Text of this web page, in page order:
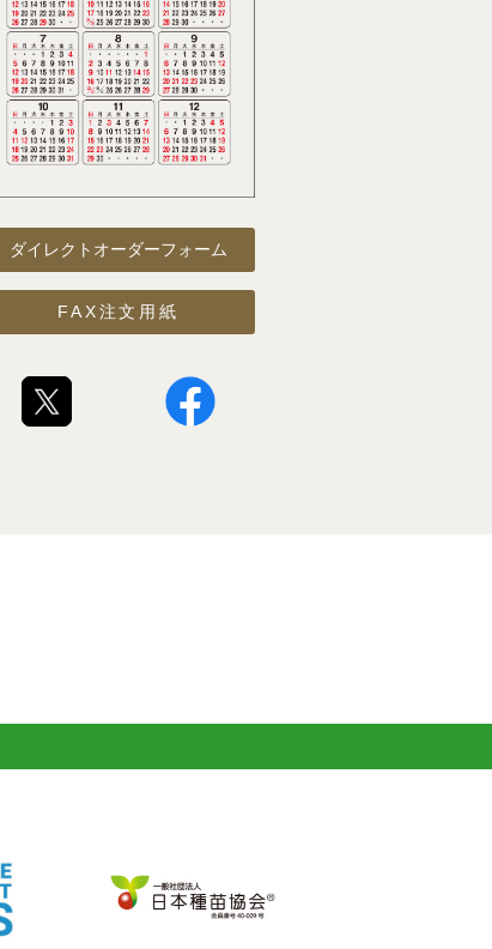
ダイレクトオーダーフォーム
FAX注文用紙